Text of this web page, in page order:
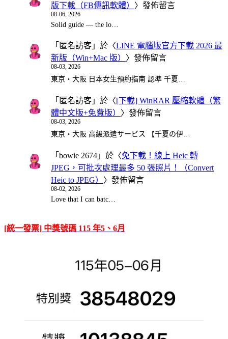
版下載（FB傳訊軟體） 〉發佈留言
08-06, 2026
Solid guide — the lo…
「 匿名訪客 」於〈LINE 電腦版官方下載 2026 最
新版（Win+Mac 版） 〉發佈留言
08-03, 2026
東京・大阪 日本女生預約指南 認準 千夏…
「 匿名訪客 」於〈[下載] WinRAR 壓縮軟體（繁
體中文版+免費版） 〉發佈留言
08-03, 2026
東京・大阪 高級派遣サービス 【千夏の伊…
「 bowie 2674 」於〈免下載！線上 Heic 轉
JPEG，可批次處理最多 50 張照片！（Convert
Heic to JPEG） 〉發佈留言
08-02, 2026
Love that I can batc…
[統一發票] 中獎號碼 115 年5、6月